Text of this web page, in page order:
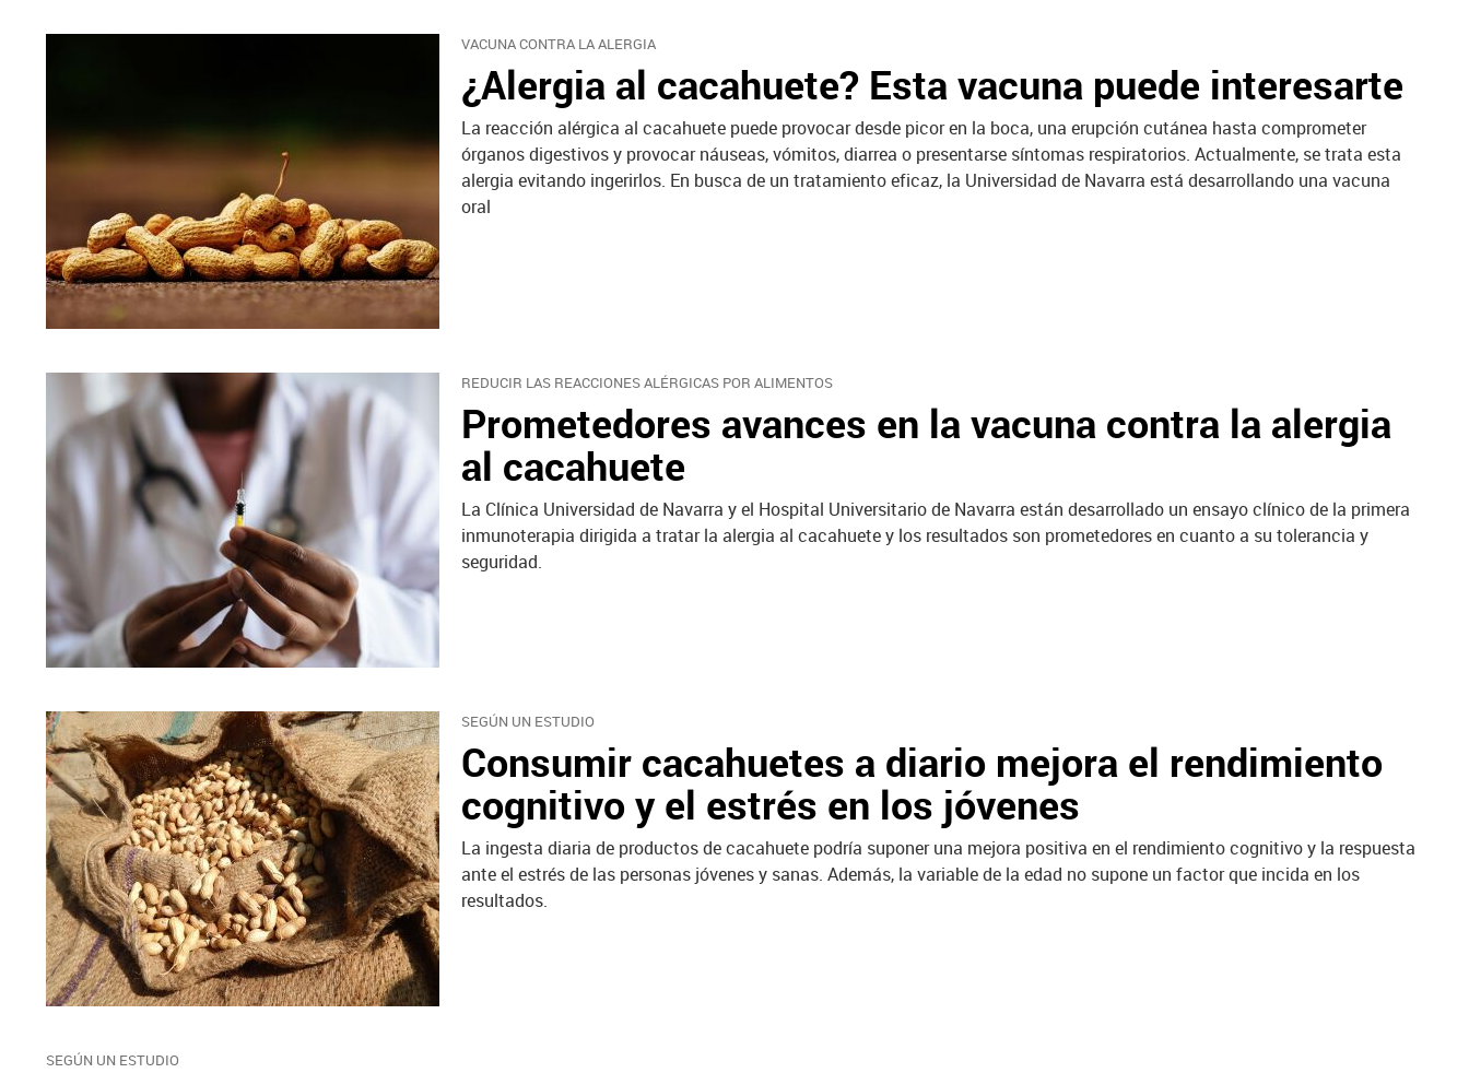
VACUNA CONTRA LA ALERGIA
¿Alergia al cacahuete? Esta vacuna puede interesarte
La reacción alérgica al cacahuete puede provocar desde picor en la boca, una erupción cutánea hasta comprometer
órganos digestivos y provocar náuseas, vómitos, diarrea o presentarse síntomas respiratorios. Actualmente, se trata esta
alergia evitando ingerirlos. En busca de un tratamiento eficaz, la Universidad de Navarra está desarrollando una vacuna
oral
REDUCIR LAS REACCIONES ALÉRGICAS POR ALIMENTOS
Prometedores avances en la vacuna contra la alergia
al cacahuete
La Clínica Universidad de Navarra y el Hospital Universitario de Navarra están desarrollado un ensayo clínico de la primera
inmunoterapia dirigida a tratar la alergia al cacahuete y los resultados son prometedores en cuanto a su tolerancia y
seguridad.
SEGÚN UN ESTUDIO
Consumir cacahuetes a diario mejora el rendimiento
cognitivo y el estrés en los jóvenes
La ingesta diaria de productos de cacahuete podría suponer una mejora positiva en el rendimiento cognitivo y la respuesta
ante el estrés de las personas jóvenes y sanas. Además, la variable de la edad no supone un factor que incida en los
resultados.
SEGÚN UN ESTUDIO